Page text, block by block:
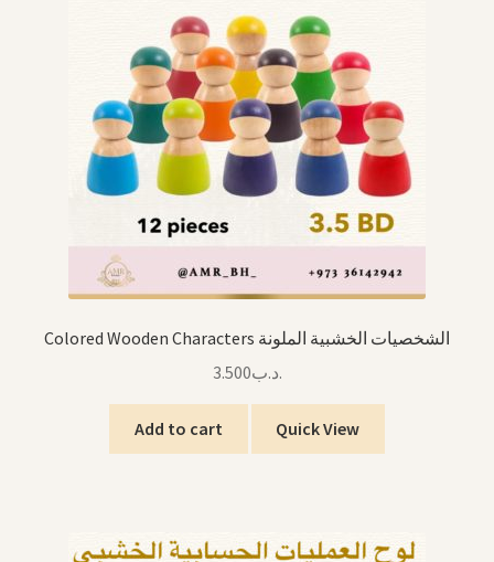
Colored Wooden Characters الشخصيات الخشبية الملونة
.د.ب3.500
Add to cart Quick View